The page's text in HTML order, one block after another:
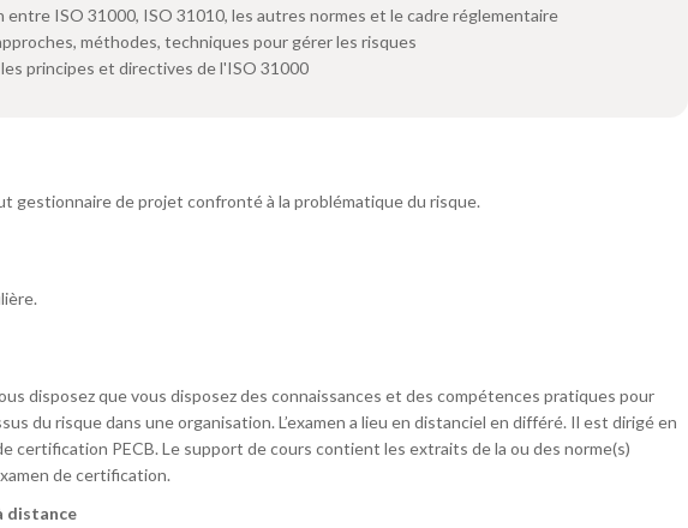
entre ISO 31000, ISO 31010, les autres normes et le cadre réglementaire
méthodes, techniques pour gérer les risques
principes et directives de l'ISO 31000
gestionnaire de projet confronté à la problématique du risque.
disposez que vous disposez des connaissances et des compétences pratiques pour
du risque dans une organisation. L’examen a lieu en distanciel en différé. Il est dirigé en
certification PECB. Le support de cours contient les extraits de la ou des norme(s)
de certification.
distance